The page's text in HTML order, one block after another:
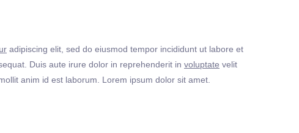
adipiscing elit, sed do eiusmod tempor incididunt ut labore et
Duis aute irure dolor in reprehenderit in voluptate velit
anim id est laborum. Lorem ipsum dolor sit amet.